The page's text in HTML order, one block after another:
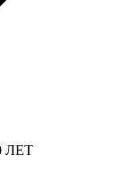
ЛЕТ